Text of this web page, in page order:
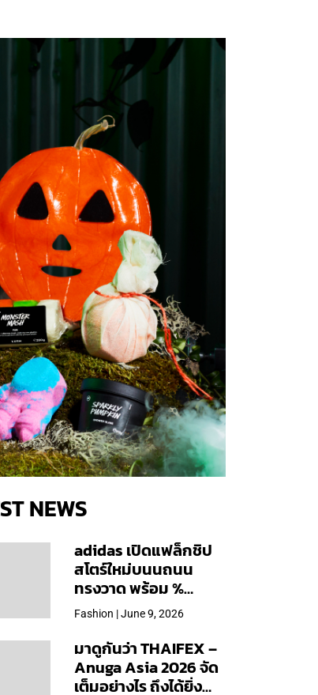
NEWS
adidas เปิดแฟล็กชิป
สโตร์ใหม่บนนถนน
ทรงวาด พร้อม %
Arabica และคอลเลก
ชันพิเศษเฉพาะสาขา
Fashion | June 9, 2026
มาดูกันว่า THAIFEX –
Anuga Asia 2026 จัด
เต็มอย่างไร ถึงได้ยิ่ง